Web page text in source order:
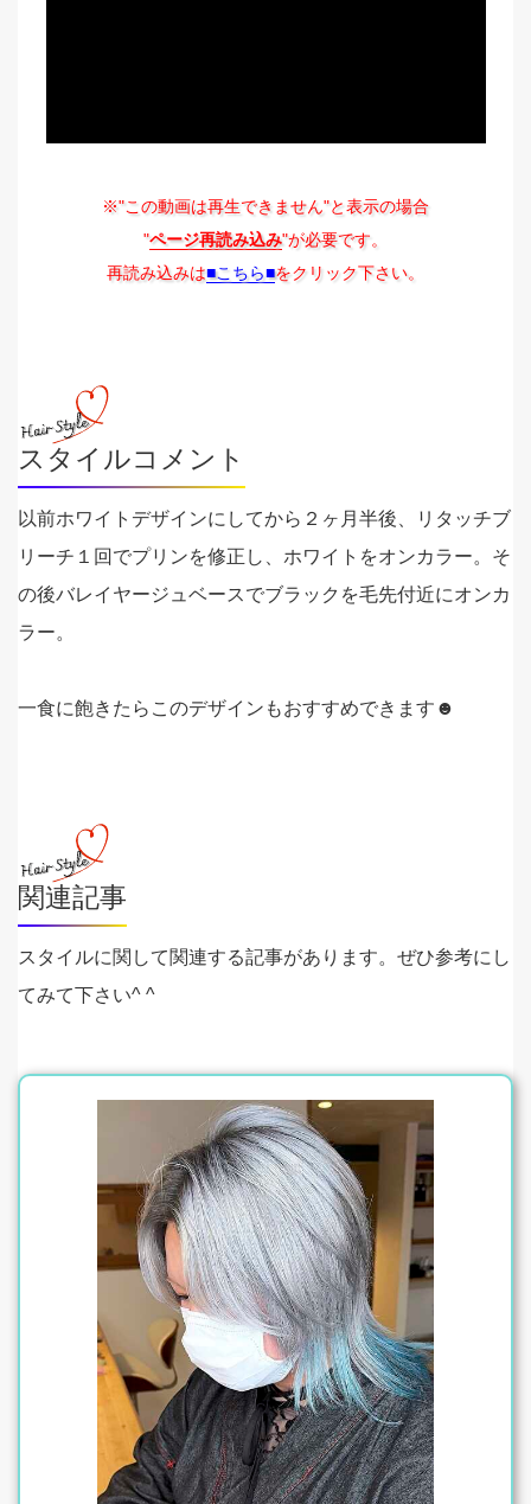
※"この動画は再生できません"と表示の場合
"ページ再読み込み"が必要です。
再読み込みは■こちら■をクリック下さい。
スタイルコメント
以前ホワイトデザインにしてから２ヶ月半後、リタッチブ
リーチ１回でプリンを修正し、ホワイトをオンカラー。そ
の後バレイヤージュベースでブラックを毛先付近にオンカ
ラー。
一食に飽きたらこのデザインもおすすめできます☻
関連記事
スタイルに関して関連する記事があります。ぜひ参考にし
てみて下さい^ ^